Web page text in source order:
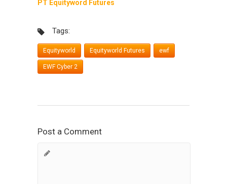
PT Equityword Futures
Tags:
Equityworld Equityworld Futures ewf
EWF Cyber 2
Post a Comment